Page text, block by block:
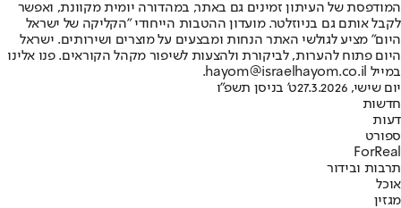
המודפסת של העיתון זמינים גם באתר, במהדורה יומית מקוונת, ואפשר
לקבל אותם גם בניוזלטר. מועדון ההטבות הייחודי "הקליקה של ישראל
היום" מציע לגולשי האתר הנחות ומבצעים על מוצרים ושירותים. ישראל
היום פתוח להערות, לביקורת ולהצעות לשיפור מקהל הקוראים. פנו אלינו
במייל hayom@israelhayom.co.il.
יום שישי, 27.3.2026
ט' בניסן תשפ"ו
חדשות
דעות
ספורט
ForReal
תרבות ובידור
אוכל
מגזין